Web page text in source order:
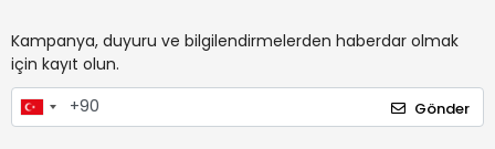
Kampanya, duyuru ve bilgilendirmelerden haberdar olmak
için kayıt olun.
Gönder